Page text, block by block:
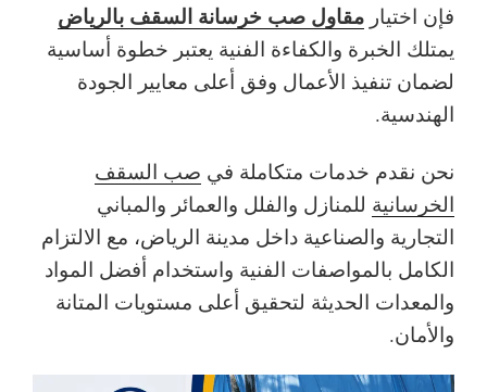
فإن اختيار مقاول صب خرسانة السقف بالرياض
يمتلك الخبرة والكفاءة الفنية يعتبر خطوة أساسية
لضمان تنفيذ الأعمال وفق أعلى معايير الجودة
الهندسية.
نحن نقدم خدمات متكاملة في صب السقف
الخرسانية للمنازل والفلل والعمائر والمباني
التجارية والصناعية داخل مدينة الرياض، مع الالتزام
الكامل بالمواصفات الفنية واستخدام أفضل المواد
والمعدات الحديثة لتحقيق أعلى مستويات المتانة
والأمان.